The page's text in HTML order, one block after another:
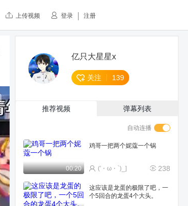
登录 注册
上传视频
亿只大星星x
关注 139
推荐视频 弹幕列表
自动连播
00:20
鸡哥一把两个妮蔻一个锅
238
(′・ω・`)_]
这应该是龙蛋的极限了吧，一
个5回合的龙蛋4个大头。